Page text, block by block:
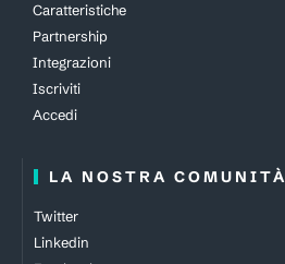
Caratteristiche
Partnership
Integrazioni
Iscriviti
Accedi
LA NOSTRA COMUNITÀ
Twitter
Linkedin